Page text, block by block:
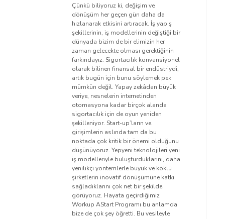
Çünkü biliyoruz ki, değişim ve
dönüşüm her geçen gün daha da
hızlanarak etkisini artıracak. İş yapış
şekillerinin, iş modellerinin değiştiği bir
dünyada bizim de bir elimizin her
zaman gelecekte olması gerektiğinin
farkındayız. Sigortacılık konvansiyonel
olarak bilinen finansal bir endüstriydi,
artık bugün için bunu söylemek pek
mümkün değil. Yapay zekâdan büyük
veriye, nesnelerin internetinden
otomasyona kadar birçok alanda
sigortacılık için de oyun yeniden
şekilleniyor. Start-up’ların ve
girişimlerin aslında tam da bu
noktada çok kritik bir önemi olduğunu
düşünüyoruz. Yepyeni teknolojileri yeni
iş modelleriyle buluşturduklarını, daha
yenilikçi yöntemlerle büyük ve köklü
şirketlerin inovatif dönüşümüne katkı
sağladıklarını çok net bir şekilde
görüyoruz. Hayata geçirdiğimiz
Workup AStart Programı bu anlamda
bize de çok şey öğretti. Bu vesileyle